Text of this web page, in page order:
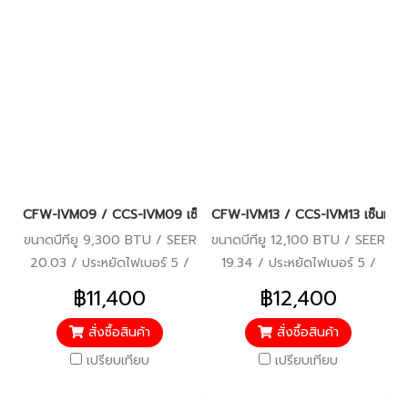
CFW-IVM09 / CCS-IVM09 เซ็นทรัลแอร์ (CENTRAL AIR)
ขนาดบีทียู 9,300 BTU / SEER
20.03 / ประหยัดไฟเบอร์ 5 /
มอก.2134-2533, มอก.1529-
2561 / คอยล์ทองแดง / รับ
ประกันคอมเพรสเซอร์ 10 ปี
อะไหล่ 5 ปี / ราคารวมติดตั้ง
฿11,400
สั่งซื้อสินค้า
เปรียบเทียบ
CFW-IVM13 / CCS-IVM13 เซ็นท
ขนาดบีทียู 12,100 BTU / SEER
19.34 / ประหยัดไฟเบอร์ 5 /
มอก.2134-2533, มอก.1529-
2561 / คอยล์ทองแดง / รับ
ประกันคอมเพรสเซอร์ 10 ปี
อะไหล่ 5 ปี / ราคารวมติดตั้ง
฿12,400
สั่งซื้อสินค้า
เปรียบเทียบ